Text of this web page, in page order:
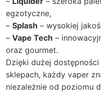
egzotyczne,
– Splash – wysokiej
– Vape Tech –
oraz gourmet.
Dzięki dużej
sklepach, każdy vaper
niezależnie od poziomu